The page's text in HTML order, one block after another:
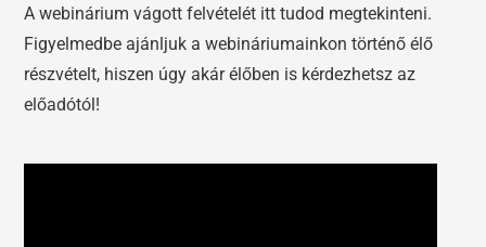
A webinárium vágott felvételét itt tudod megtekinteni.
Figyelmedbe ajánljuk a webináriumainkon történő élő
részvételt, hiszen úgy akár élőben is kérdezhetsz az
előadótól!